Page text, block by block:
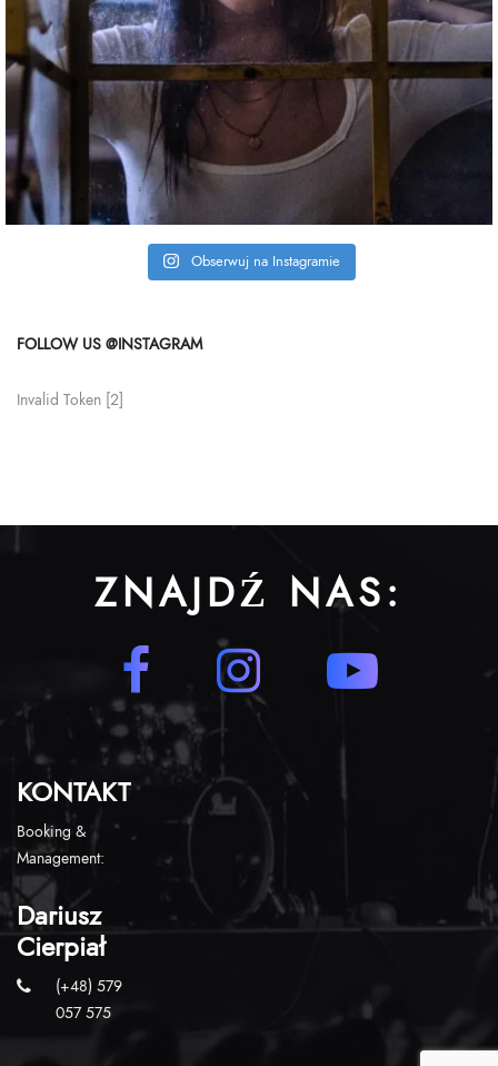
Obserwuj na Instagramie
FOLLOW US @INSTAGRAM
Invalid Token [2]
ZNAJDŹ NAS:
KONTAKT
Booking &
Management:
Dariusz
Cierpiał
(+48) 579
057 575